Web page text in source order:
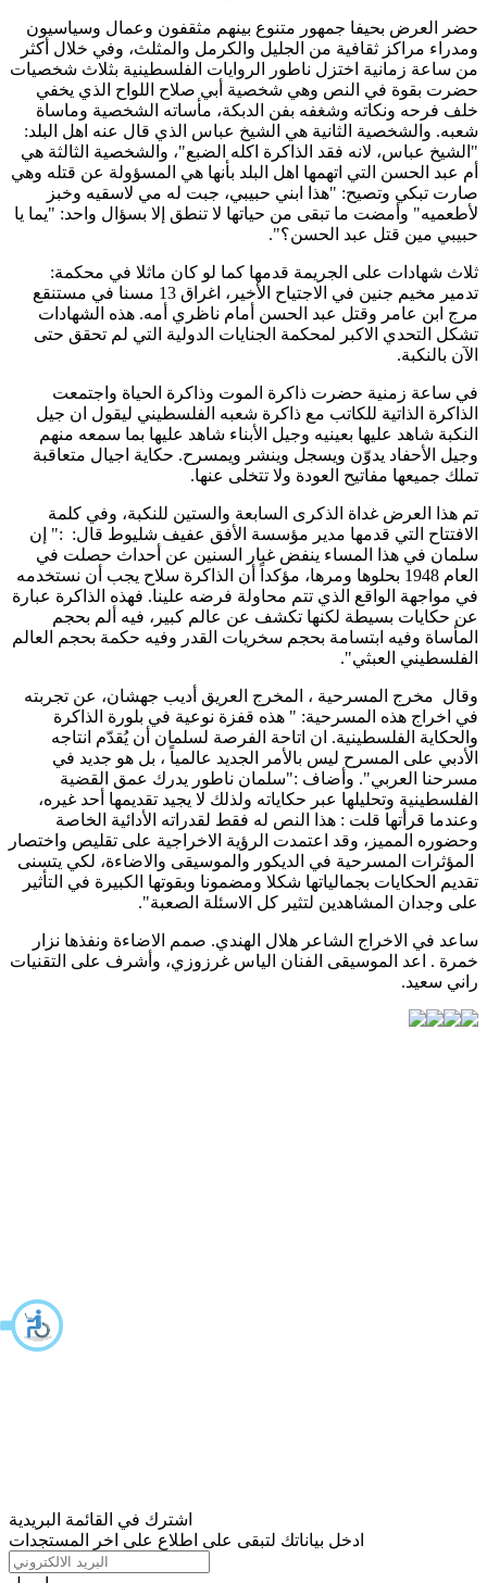
حضر العرض بحيفا جمهور متنوع بينهم مثقفون وعمال وسياسيون
ومدراء مراكز ثقافية من الجليل والكرمل والمثلث، وفي خلال أكثر
من ساعة زمانية اختزل ناطور الروايات الفلسطينية بثلاث شخصيات
حضرت بقوة في النص وهي شخصية أبي صلاح اللواح الذي يخفي
خلف فرحه ونكاته وشغفه بفن الدبكة، مأساته الشخصية وماساة
شعبه. والشخصية الثانية هي الشيخ عباس الذي قال عنه اهل البلد:
"الشيخ عباس، لانه فقد الذاكرة اكله الضبع"، والشخصية الثالثة هي
أم عبد الحسن التي اتهمها اهل البلد بأنها هي المسؤولة عن قتله وهي
صارت تبكي وتصيح: "هذا ابني حبيبي، جبت له مي لاسقيه وخبز
لأطعميه" وأمضت ما تبقى من حياتها لا تنطق إلا بسؤال واحد: "يما يا
حبيبي مين قتل عبد الحسن؟".
ثلاث شهادات على الجريمة قدمها كما لو كان ماثلا في محكمة:
تدمير مخيم جنين في الاجتياح الأخير، اغراق 13 مسنا في مستنقع
مرج ابن عامر وقتل عبد الحسن أمام ناظري أمه. هذه الشهادات
تشكل التحدي الاكبر لمحكمة الجنايات الدولية التي لم تحقق حتى
الآن بالنكبة.
في ساعة زمنية حضرت ذاكرة الموت وذاكرة الحياة واجتمعت
الذاكرة الذاتية للكاتب مع ذاكرة شعبه الفلسطيني ليقول ان جيل
النكبة شاهد عليها بعينيه وجيل الأبناء شاهد عليها بما سمعه منهم
وجيل الأحفاد يدوّن ويسجل وينشر ويمسرح. حكاية اجيال متعاقبة
تملك جميعها مفاتيح العودة ولا تتخلى عنها.
تم هذا العرض غداة الذكرى السابعة والستين للنكبة، وفي كلمة
الافتتاح التي قدمها مدير مؤسسة الأفق عفيف شليوط قال: :" إن
سلمان في هذا المساء ينفض غبار السنين عن أحداث حصلت في
العام 1948 بحلوها ومرها، مؤكداً أن الذاكرة سلاح يجب أن نستخدمه
في مواجهة الواقع الذي تتم محاولة فرضه علينا. فهذه الذاكرة عبارة
عن حكايات بسيطة لكنها تكشف عن عالم كبير، فيه ألم بحجم
المأساة وفيه ابتسامة بحجم سخريات القدر وفيه حكمة بحجم العالم
الفلسطيني العبثي".
وقال مخرج المسرحية ، المخرج العريق أديب جهشان، عن تجربته
في اخراج هذه المسرحية: " هذه قفزة نوعية في بلورة الذاكرة
والحكاية الفلسطينية. ان اتاحة الفرصة لسلمان أن يُقدّم انتاجه
الأدبي على المسرح ليس بالأمر الجديد عالمياً ، بل هو جديد في
مسرحنا العربي". وأضاف :"سلمان ناطور يدرك عمق القضية
الفلسطينية وتحليلها عبر حكاياته ولذلك لا يجيد تقديمها أحد غيره،
وعندما قرأتها قلت : هذا النص له فقط لقدراته الأدائية الخاصة
وحضوره المميز، وقد اعتمدت الرؤية الاخراجية على تقليص واختصار
المؤثرات المسرحية في الديكور والموسيقى والاضاءة، لكي يتسنى
تقديم الحكايات بجمالياتها شكلا ومضمونا وبقوتها الكبيرة في التأثير
على وجدان المشاهدين لتثير كل الاسئلة الصعبة".
ساعد في الاخراج الشاعر هلال الهندي. صمم الاضاءة ونفذها نزار
خمرة . اعد الموسيقى الفنان الياس غرزوزي، وأشرف على التقنيات
راني سعيد.
اشترك في القائمة البريدية
ادخل بياناتك لتبقى على اطلاع على اخر المستجدات